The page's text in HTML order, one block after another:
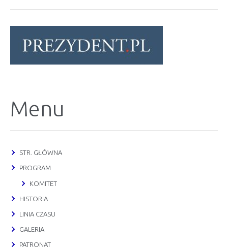
Menu
STR. GŁÓWNA
PROGRAM
KOMITET
HISTORIA
LINIA CZASU
GALERIA
PATRONAT